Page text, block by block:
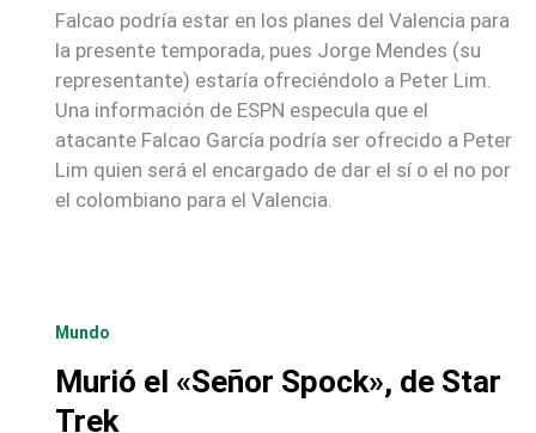
Falcao podría estar en los planes del Valencia para
la presente temporada, pues Jorge Mendes (su
representante) estaría ofreciéndolo a Peter Lim.
Una información de ESPN especula que el
atacante Falcao García podría ser ofrecido a Peter
Lim quien será el encargado de dar el sí o el no por
el colombiano para el Valencia.
Mundo
Murió el «Señor Spock», de Star
Trek